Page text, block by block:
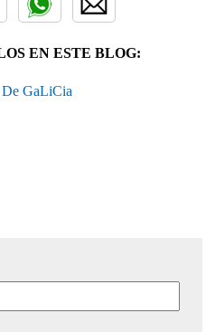
EN ESTE BLOG:
GaLiCia